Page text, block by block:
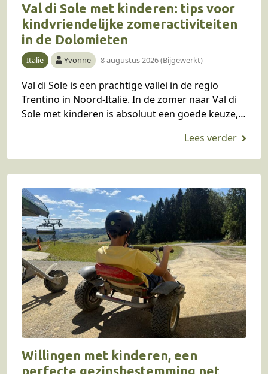
Val di Sole met kinderen: tips voor
kindvriendelijke zomeractiviteiten
in de Dolomieten
Italië Yvonne 8 augustus 2026 (Bijgewerkt)
Val di Sole is een prachtige vallei in de regio
Trentino in Noord-Italië. In de zomer naar Val di
Sole met kinderen is absoluut een goede keuze,
Willingen met kinderen, een